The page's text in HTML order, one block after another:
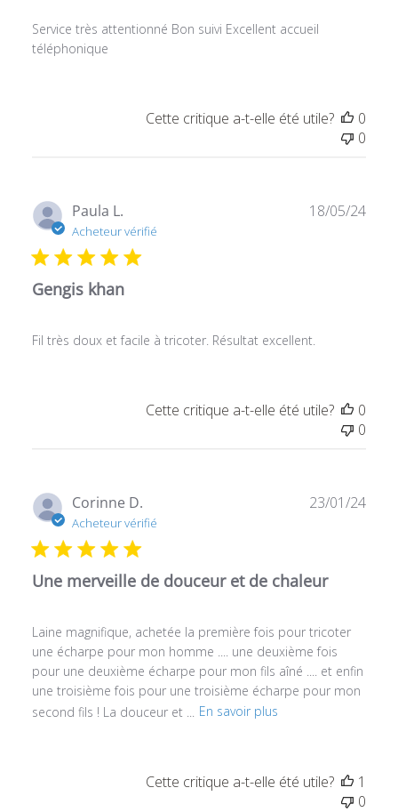
Service très attentionné Bon suivi Excellent accueil
téléphonique
Cette critique a-t-elle été utile?
0
0
Paula L.
Acheteur vérifié
Gengis khan
Fil très doux et facile à tricoter. Résultat excellent.
Date
18/05/24
Cette critique a-t-elle été utile?
0
0
Corinne D.
Acheteur vérifié
Une merveille de douceur et de chaleur
Laine magnifique, achetée la première fois pour tricoter
une écharpe pour mon homme .... une deuxième fois
pour une deuxième écharpe pour mon fils aîné .... et enfin
une troisième fois pour une troisième écharpe pour mon
second fils ! La douceur et ...
En savoir plus
Date
23/01/24
Cette critique a-t-elle été utile?
1
0